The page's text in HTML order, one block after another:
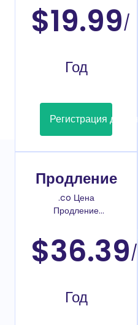
$19.99/
Год
Регистрация домена
Продление
.co Цена
Продление
$36.39/
Год